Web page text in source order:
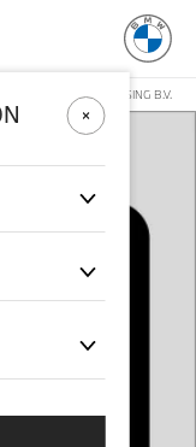
SPORTMERCHANDISING B.V.